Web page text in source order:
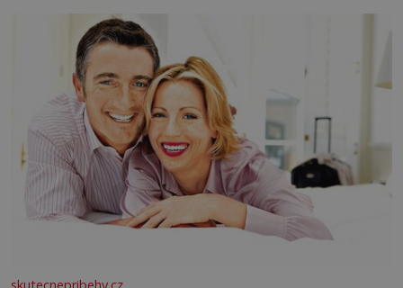
se na koloběžce a den zakončit poznáváním památek ve
Velkých Losinách nebo v termálním
skutecnepribehy.cz